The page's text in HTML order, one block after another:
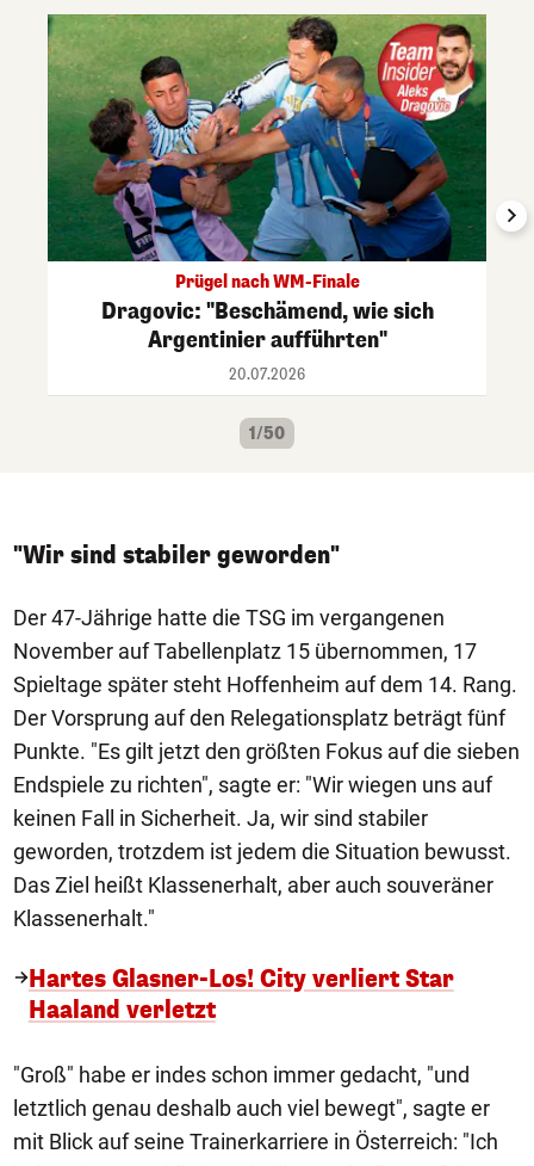
Prügel nach WM-Finale
Dragovic: "Beschämend, wie sich
Argentinier aufführten"
20.07.2026
1/50
"Wir sind stabiler geworden"
Der 47-Jährige hatte die TSG im vergangenen
November auf Tabellenplatz 15 übernommen, 17
Spieltage später steht Hoffenheim auf dem 14. Rang.
Der Vorsprung auf den Relegationsplatz beträgt fünf
Punkte. "Es gilt jetzt den größten Fokus auf die sieben
Endspiele zu richten", sagte er: "Wir wiegen uns auf
keinen Fall in Sicherheit. Ja, wir sind stabiler
geworden, trotzdem ist jedem die Situation bewusst.
Das Ziel heißt Klassenerhalt, aber auch souveräner
Klassenerhalt."
Hartes Glasner-Los! City verliert Star
Haaland verletzt
"Groß" habe er indes schon immer gedacht, "und
letztlich genau deshalb auch viel bewegt", sagte er
mit Blick auf seine Trainerkarriere in Österreich: "Ich